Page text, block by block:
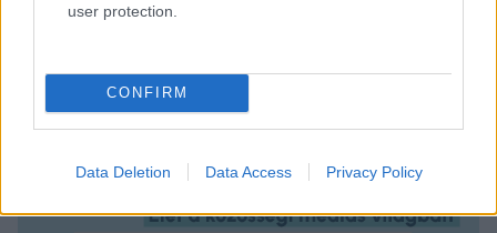
user protection.
CONFIRM
Data Deletion Data Access Privacy Policy